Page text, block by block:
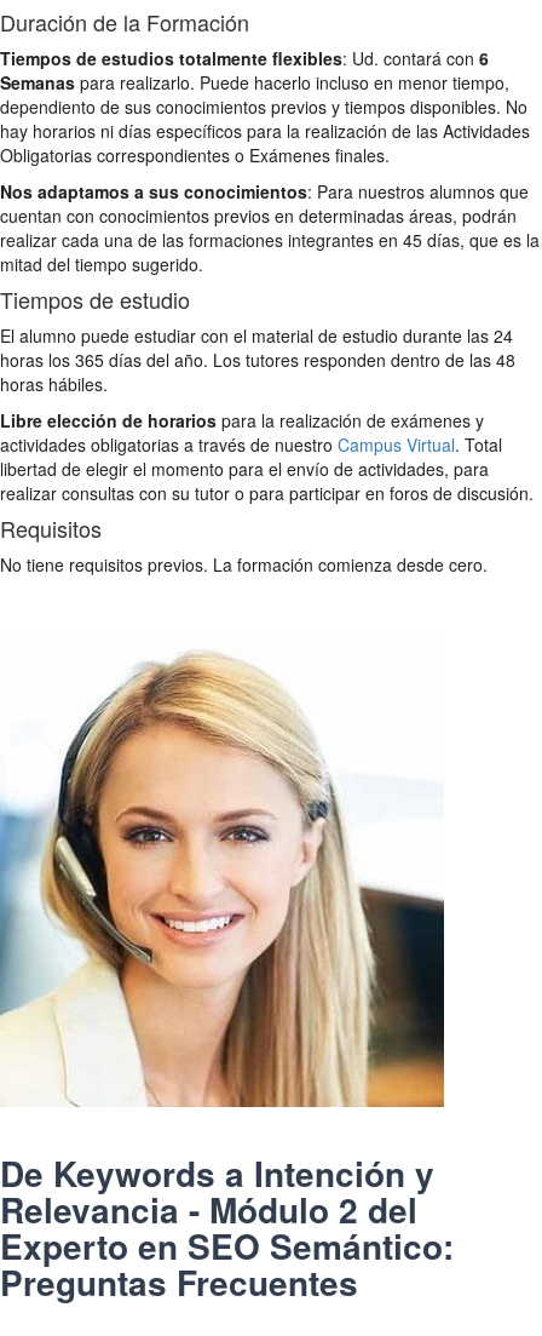
Duración de la Formación
Tiempos de estudios totalmente flexibles: Ud. contará con 6
Semanas para realizarlo. Puede hacerlo incluso en menor tiempo,
dependiento de sus conocimientos previos y tiempos disponibles. No
hay horarios ni días específicos para la realización de las Actividades
Obligatorias correspondientes o Exámenes finales.
Nos adaptamos a sus conocimientos: Para nuestros alumnos que
cuentan con conocimientos previos en determinadas áreas, podrán
realizar cada una de las formaciones integrantes en 45 días, que es la
mitad del tiempo sugerido.
Tiempos de estudio
El alumno puede estudiar con el material de estudio durante las 24
horas los 365 días del año. Los tutores responden dentro de las 48
horas hábiles.
Libre elección de horarios para la realización de exámenes y
actividades obligatorias a través de nuestro Campus Virtual. Total
libertad de elegir el momento para el envío de actividades, para
realizar consultas con su tutor o para participar en foros de discusión.
Requisitos
No tiene requisitos previos. La formación comienza desde cero.
De Keywords a Intención y
Relevancia - Módulo 2 del
Experto en SEO Semántico:
Preguntas Frecuentes